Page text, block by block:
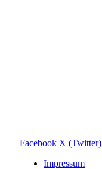
Facebook X (Twitter)
Impressum